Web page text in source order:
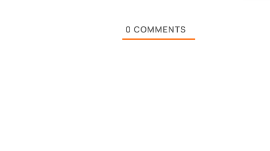
0 COMMENTS